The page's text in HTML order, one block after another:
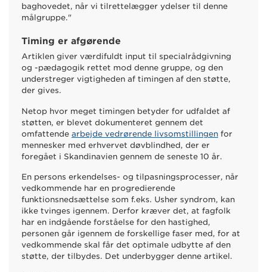
baghovedet, når vi tilrettelægger ydelser til denne
målgruppe."
Timing er afgørende
Artiklen giver værdifuldt input til specialrådgivning
og -pædagogik rettet mod denne gruppe, og den
understreger vigtigheden af timingen af den støtte,
der gives.
Netop hvor meget timingen betyder for udfaldet af
støtten, er blevet dokumenteret gennem det
omfattende arbejde vedrørende livsomstillingenfor
mennesker med erhvervet døvblindhed, der er
foregået i Skandinavien gennem de seneste 10 år.
En persons erkendelses- og tilpasningsprocesser, når
vedkommende har en progredierende
funktionsnedsættelse som f.eks. Usher syndrom, kan
ikke tvinges igennem. Derfor kræver det, at fagfolk
har en indgående forståelse for den hastighed,
personen går igennem de forskellige faser med, for at
vedkommende skal får det optimale udbytte af den
støtte, der tilbydes. Det underbygger denne artikel.